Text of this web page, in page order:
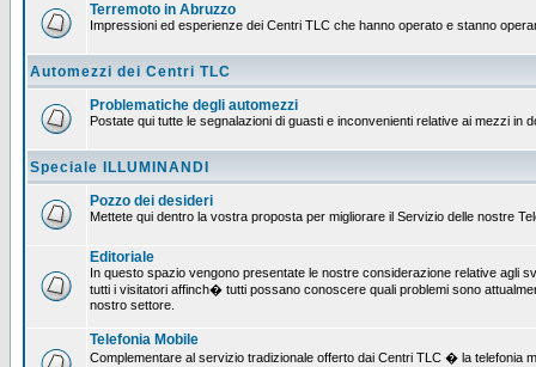
Terremoto in Abruzzo
Impressioni ed esperienze dei Centri TLC che hanno operato e stanno
Automezzi dei Centri TLC
Problematiche degli automezzi
Postate qui tutte le segnalazioni di guasti e inconvenienti relative ai mezzi in
Speciale ILLUMINANDI
Pozzo dei desideri
Mettete qui dentro la vostra proposta per migliorare il Servizio delle nostre
Editoriale
In questo spazio vengono presentate le nostre considerazione relative agli
tutti i visitatori affinch� tutti possano conoscere quali problemi sono
nostro settore.
Telefonia Mobile
Complementare al servizio tradizionale offerto dai Centri TLC � la telefonia